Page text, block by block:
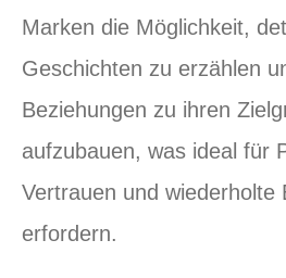
Marken die Möglichkeit,
Geschichten zu erzählen
Beziehungen zu ihren
aufzubauen, was ideal für
Vertrauen und wiederholte
erfordern.